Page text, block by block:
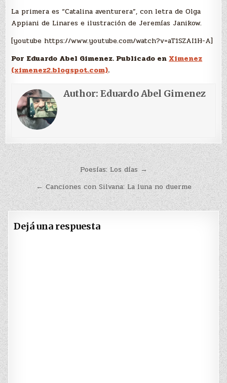
La primera es “Catalina aventurera”, con letra de Olga
Appiani de Linares e ilustración de Jeremías Janikow.
[youtube https://www.youtube.com/watch?v=aT1SZAI1H-A]
Por Eduardo Abel Gimenez. Publicado en Ximenez
(ximenez2.blogspot.com).
Author:Eduardo Abel Gimenez
Navegación
de
entradas
Poesías: Los días →
← Canciones con Silvana: La luna no duerme
Dejá una respuesta